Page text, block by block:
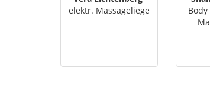
elektr. Massageliege